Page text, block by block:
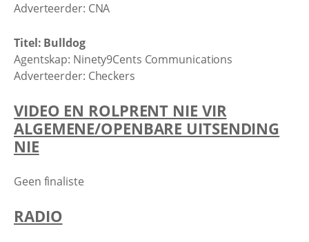
Adverteerder: CNA
Titel: Bulldog
Agentskap: Ninety9Cents Communications
Adverteerder: Checkers
VIDEO EN ROLPRENT NIE VIR
ALGEMENE/OPENBARE UITSENDING
NIE
Geen finaliste
RADIO